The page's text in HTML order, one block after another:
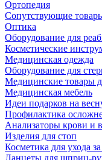
Ортопедия
Сопутствующие
Оптика
Оборудование для
Косметические
Медицинская одежда
Оборудование для
Медицинские товары
Медицинская мебель
Идеи подарков на
Профилактика
Анализаторы крови и
Изделия для стоп
Косметика для ухода
Ланцеты для шприц-